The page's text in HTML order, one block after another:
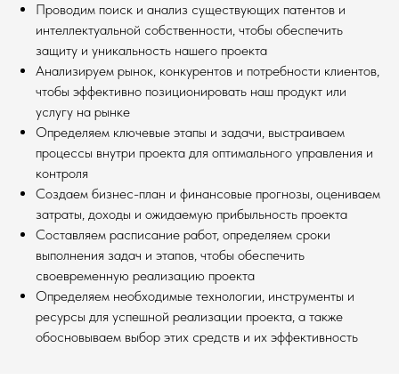
Проводим поиск и анализ существующих патентов и
интеллектуальной собственности, чтобы обеспечить
защиту и уникальность нашего проекта
Анализируем рынок, конкурентов и потребности клиентов,
чтобы эффективно позиционировать наш продукт или
услугу на рынке
Определяем ключевые этапы и задачи, выстраиваем
процессы внутри проекта для оптимального управления и
контроля
Создаем бизнес-план и финансовые прогнозы, оцениваем
затраты, доходы и ожидаемую прибыльность проекта
Составляем расписание работ, определяем сроки
выполнения задач и этапов, чтобы обеспечить
своевременную реализацию проекта
Определяем необходимые технологии, инструменты и
ресурсы для успешной реализации проекта, а также
обосновываем выбор этих средств и их эффективность